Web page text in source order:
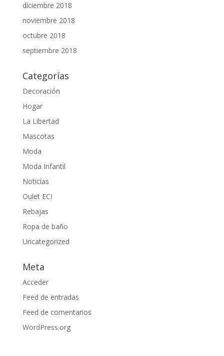
diciembre 2018
noviembre 2018
octubre 2018
septiembre 2018
Categorías
Decoración
Hogar
La Libertad
Mascotas
Moda
Moda Infantil
Noticias
Oulet ECI
Rebajas
Ropa de baño
Uncategorized
Meta
Acceder
Feed de entradas
Feed de comentarios
WordPress.org